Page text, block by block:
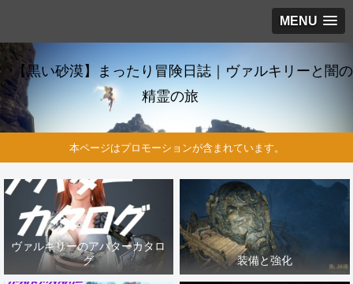
MENU
【黒い砂漠】まったり冒険日誌｜ヴァルキリーと闇の
精霊の旅
本ページはプロモーションが含まれています。
ヴァルキリーのアバターカタロ
グ
装備と強化